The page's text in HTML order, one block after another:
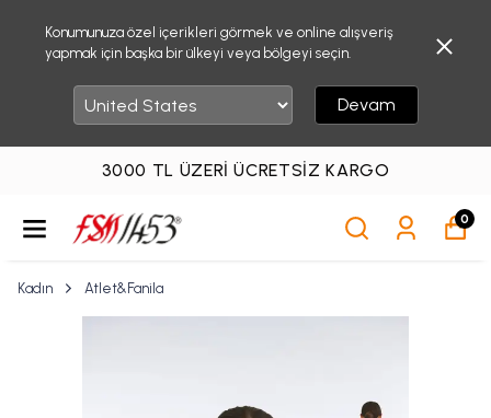
Konumunuza özel içerikleri görmek ve online alışveriş
yapmak için başka bir ülkeyi veya bölgeyi seçin.
Devam
3000 TL ÜZERI ÜCRETSIZ KARGO
0
Kadın Atlet&Fanila